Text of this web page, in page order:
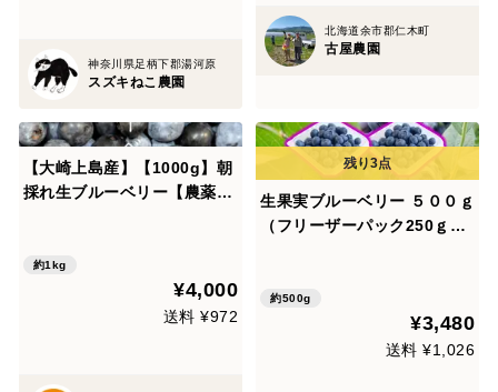
神奈川県足柄下郡湯河原
スズキねこ農園
北海道余市郡仁木町
古屋農園
【大崎上島産】【1000g】朝
採れ生ブルーベリー【農薬不
約1kg
¥4,000
送料 ¥972
生果実ブルーベリー ５００ｇ
（フリーザーパック250ｇ×2
約500g
¥3,480
送料 ¥1,026